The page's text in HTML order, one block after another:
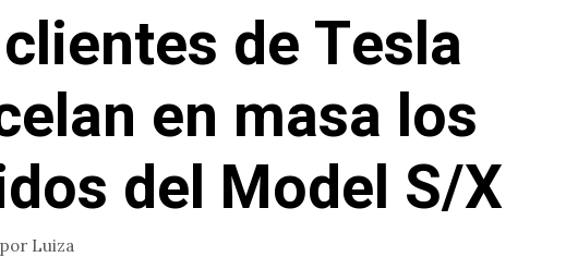
de Tesla
en masa los
del Model S/X
por Luiza